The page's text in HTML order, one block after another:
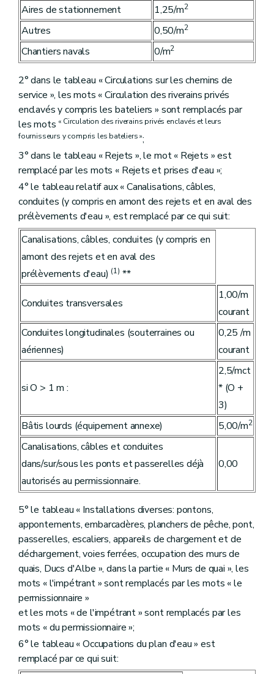
Aires de stationnement
1,25/m2
Autres 0,50/m2
Chantiers navals 0/m2
2° dans le tableau « Circulations sur les chemins de
service », les mots « Circulation des riverains privés
enclavés y compris les bateliers » sont remplacés par
les mots « Circulation des riverains privés enclavés et leurs
fournisseurs y compris les bateliers »;
3° dans le tableau « Rejets », le mot « Rejets » est
remplacé par les mots « Rejets et prises d'eau »;
4° le tableau relatif aux « Canalisations, câbles,
conduites (y compris en amont des rejets et en aval des
prélèvements d'eau », est remplacé par ce qui suit:
Canalisations, câbles, conduites (y compris en
amont des rejets et en aval des
prélèvements d'eau) (1) **
Conduites transversales
1,00/m
courant
Conduites longitudinales (souterraines ou
aériennes)
0,25 /m
courant
si O > 1 m :
2,5/mct
* (O +
3)
Bâtis lourds (équipement annexe)
5,00/m2
Canalisations, câbles et conduites
dans/sur/sous les ponts et passerelles déjà
autorisés au permissionnaire.
0,00
5° le tableau « Installations diverses: pontons,
appontements, embarcadères, planchers de pêche, pont,
passerelles, escaliers, appareils de chargement et de
déchargement, voies ferrées, occupation des murs de
quais, Ducs d'Albe », dans la partie « Murs de quai », les
mots « l'impétrant » sont remplacés par les mots « le
permissionnaire »
et les mots « de l'impétrant » sont remplacés par les
mots « du permissionnaire »;
6° le tableau « Occupations du plan d'eau » est
remplacé par ce qui suit: